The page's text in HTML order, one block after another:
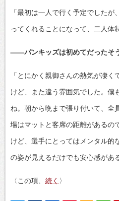
「最初は一人で行く予定でした
ってくれることになって、二人体
——パンキッズは初めてだったそ
「とにかく親御さんの熱気が凄
けど、また違う雰囲気でした。僕
ね。朝から晩まで張り付いて、全
場はマットと客席の距離があるの
けど、選手にとってはメンタル的
の姿が見えるだけでも安心感があ
〈この項、 続く 〉